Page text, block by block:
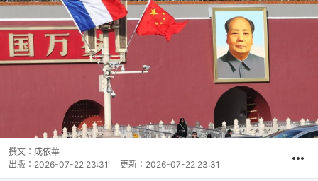
撰文： 成依華
出版： 2026-07-22 23:31 更新： 2026-07-22 23:31